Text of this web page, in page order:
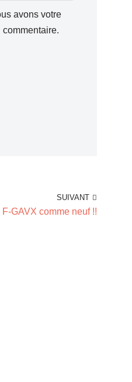
avons votre
SUIVANT
F-GAVX comme neuf !!